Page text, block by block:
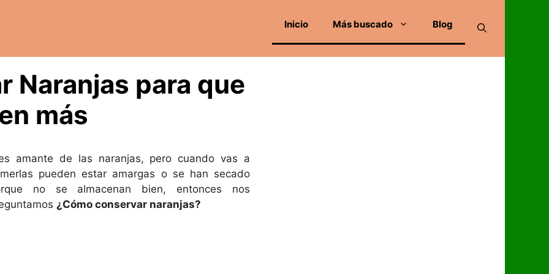
Inicio Más buscado Blog
Naranjas para que
más
amante de las naranjas, pero cuando vas a
pueden estar amargas o se han secado
no se almacenan bien, entonces nos
¿Cómo conservar naranjas?